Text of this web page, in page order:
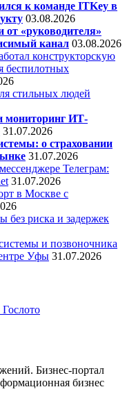
к команде ITKey в
03.08.2026
«руководителя»
канал 03.08.2026
конструкторскую
беспилотных
стильных людей
мониторинг ИТ-
31.07.2026
о страховании
31.07.2026
Телеграм:
31.07.2026
в Москве с
без риска и задержек
и позвоночника
Уфы 31.07.2026
Бизнес-портал
бизнес